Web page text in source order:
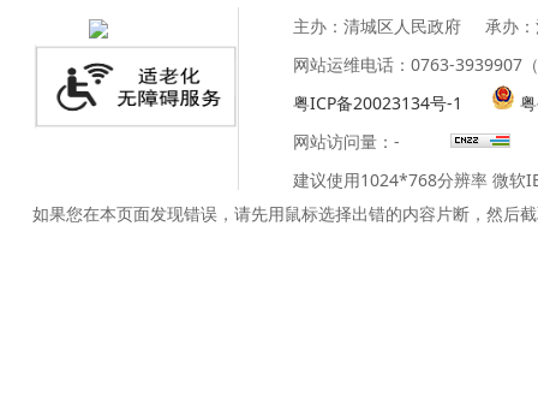
主办：清城区人民政府
承办
网站运维电话：0763-3939907
粤ICP备20023134号-1
网站访问量： -
建议使用1024*768分辨率 微软
如果您在本页面发现错误，请先用鼠标选择出错的内容片断，然后